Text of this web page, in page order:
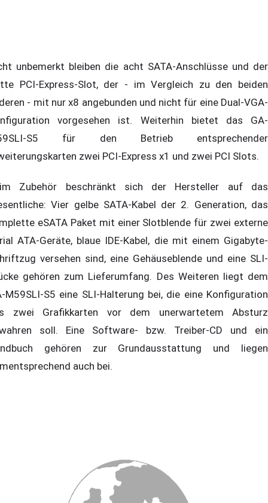
unbemerkt bleiben die acht SATA-Anschlüsse und der
PCI-Express-Slot, der - im Vergleich zu den beiden
- mit nur x8 angebunden und nicht für eine Dual-VGA-
vorgesehen ist. Weiterhin bietet das GA-
S5 für den Betrieb entsprechender
zwei PCI-Express x1 und zwei PCI Slots.
Zubehör beschränkt sich der Hersteller auf das
Vier gelbe SATA-Kabel der 2. Generation, das
eSATA Paket mit einer Slotblende für zwei externe
ATA-Geräte, blaue IDE-Kabel, die mit einem Gigabyte-
versehen sind, eine Gehäuseblende und eine SLI-
gehören zum Lieferumfang. Des Weiteren liegt dem
M59SLI-S5 eine SLI-Halterung bei, die eine Konfiguration
zwei Grafikkarten vor dem unerwartetem Absturz
soll. Eine Software- bzw. Treiber-CD und ein
gehören zur Grundausstattung und liegen
auch bei.